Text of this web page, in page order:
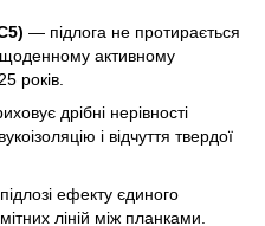
— підлога не протирається
щоденному активному
років.
дрібні нерівності
і відчуття твердої
ефекту єдиного
ліній між планками.